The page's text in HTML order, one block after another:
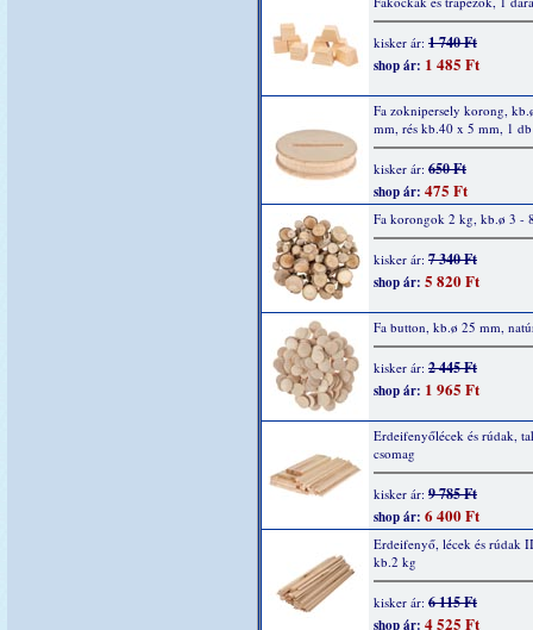
kisker ár: 1 740 Ft
shop ár: 1 485 Ft
Fa zoknipersely korong,
mm, rés kb.40 x 5 mm, 1 db
kisker ár: 650 Ft
shop ár: 475 Ft
Fa korongok 2 kg, kb.ø 3 -
kisker ár: 7 340 Ft
shop ár: 5 820 Ft
Fa button, kb.ø 25 mm,
kisker ár: 2 445 Ft
shop ár: 1 965 Ft
Erdeifenyőlécek és rúdak,
csomag
kisker ár: 9 785 Ft
shop ár: 6 400 Ft
Erdeifenyő, lécek és rúdak
kb.2 kg
kisker ár: 6 115 Ft
shop ár: 4 525 Ft